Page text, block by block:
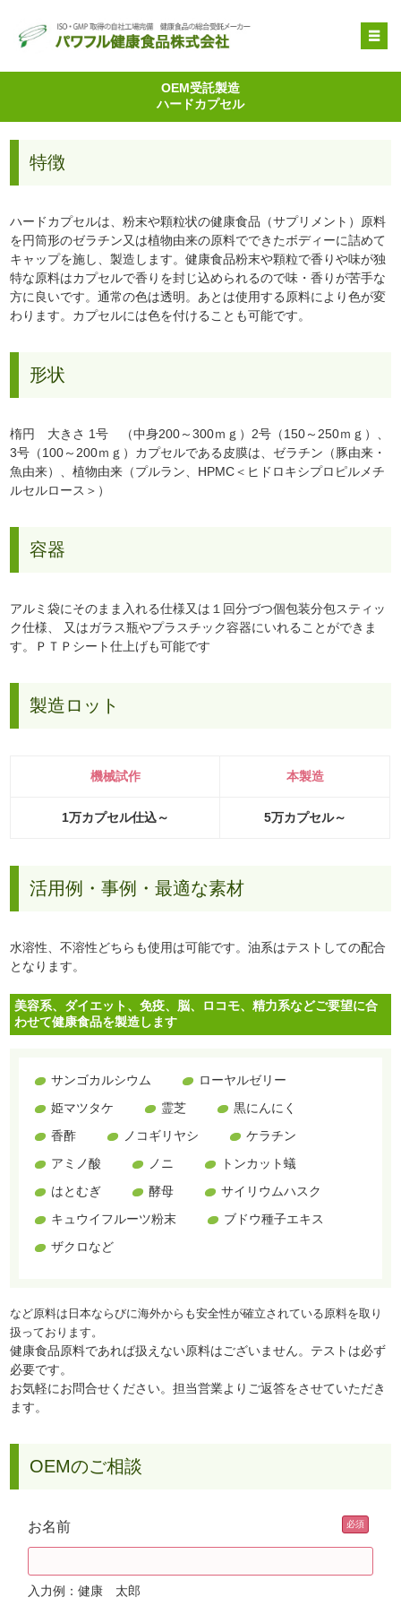
OEM受託製造
企業情報
OEM受託製造
ハードカプセル
特徴
ハードカプセルは、粉末や顆粒状の健康食品（サプリメント）原料
を円筒形のゼラチン又は植物由来の原料でできたボディーに詰めて
キャップを施し、製造します。健康食品粉末や顆粒で香りや味が独
特な原料はカプセルで香りを封じ込められるので味・香りが苦手な
方に良いです。通常の色は透明。あとは使用する原料により色が変
わります。カプセルには色を付けることも可能です。
形状
楕円 大きさ 1号 （中身200～300ｍｇ）2号（150～250ｍｇ）、
3号（100～200ｍｇ）カプセルである皮膜は、ゼラチン（豚由来・
魚由来）、植物由来（プルラン、HPMC＜ヒドロキシプロピルメチ
ルセルロース＞）
容器
アルミ袋にそのまま入れる仕様又は１回分づつ個包装分包スティッ
ク仕様、 又はガラス瓶やプラスチック容器にいれることができま
す。ＰＴＰシート仕上げも可能です
製造ロット
機械試作 本製造
1万カプセル仕込～ 5万カプセル～
活用例・事例・最適な素材
水溶性、不溶性どちらも使用は可能です。油系はテストしての配合
となります。
美容系、ダイエット、免疫、脳、ロコモ、精力系などご要望に合
わせて健康食品を製造します
サンゴカルシウム
ローヤルゼリー
姫マツタケ
霊芝
黒にんにく
香酢
ノコギリヤシ
ケラチン
アミノ酸
ノニ
トンカット蟻
はとむぎ
酵母
サイリウムハスク
キュウイフルーツ粉末
ブドウ種子エキス
ザクロなど
など原料は日本ならびに海外からも安全性が確立されている原料を取り
扱っております。
健康食品原料であれば扱えない原料はございません。テストは必ず
必要です。
お気軽にお問合せください。担当営業よりご返答をさせていただき
ます。
OEMのご相談
お名前
入力例：健康 太郎